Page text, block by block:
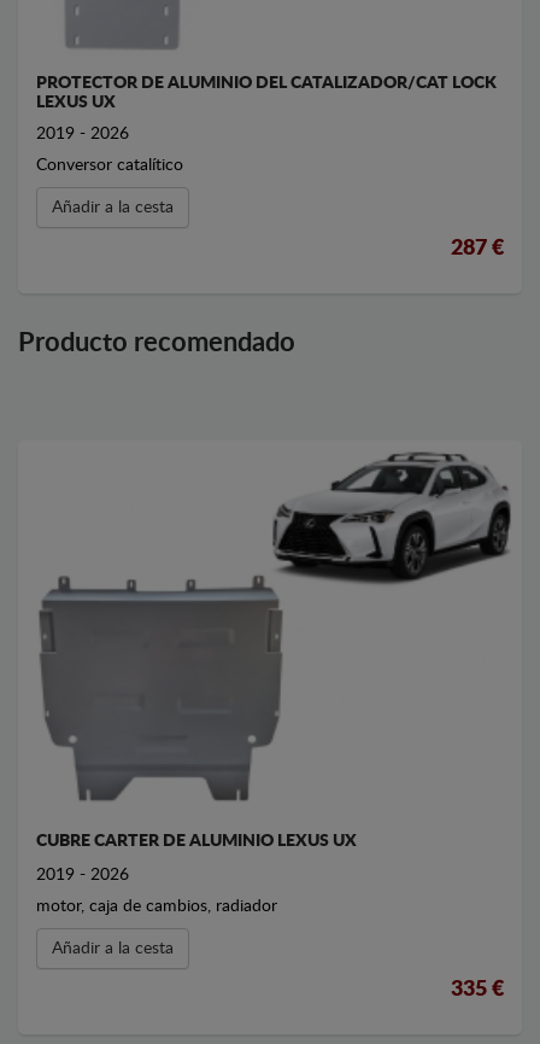
PROTECTOR DE ALUMINIO DEL CATALIZADOR/CAT LOCK
LEXUS UX
2019 - 2026
Conversor catalítico
Añadir a la cesta
287 €
Producto recomendado
CUBRE CARTER DE ALUMINIO LEXUS UX
2019 - 2026
motor, caja de cambios, radiador
Añadir a la cesta
335 €